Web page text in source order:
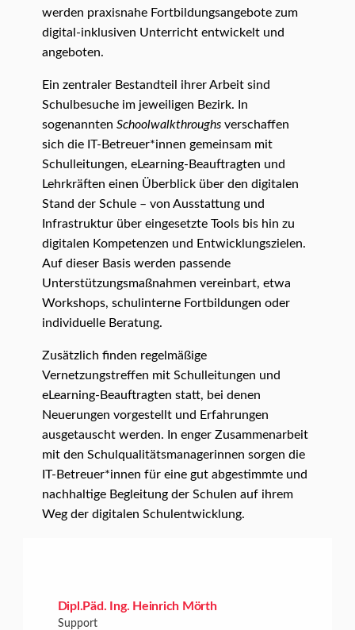
werden praxisnahe Fortbildungsangebote zum
digital-inklusiven Unterricht entwickelt und
angeboten.
Ein zentraler Bestandteil ihrer Arbeit sind
Schulbesuche im jeweiligen Bezirk. In
sogenannten Schoolwalkthroughsverschaffen
sich die IT-Betreuer*innen gemeinsam mit
Schulleitungen, eLearning-Beauftragten und
Lehrkräften einen Überblick über den digitalen
Stand der Schule – von Ausstattung und
Infrastruktur über eingesetzte Tools bis hin zu
digitalen Kompetenzen und Entwicklungszielen.
Auf dieser Basis werden passende
Unterstützungsmaßnahmen vereinbart, etwa
Workshops, schulinterne Fortbildungen oder
individuelle Beratung.
Zusätzlich finden regelmäßige
Vernetzungstreffen mit Schulleitungen und
eLearning-Beauftragten statt, bei denen
Neuerungen vorgestellt und Erfahrungen
ausgetauscht werden. In enger Zusammenarbeit
mit den Schulqualitätsmanagerinnen sorgen die
IT-Betreuer*innen für eine gut abgestimmte und
nachhaltige Begleitung der Schulen auf ihrem
Weg der digitalen Schulentwicklung.
Dipl.Päd. Ing. Heinrich Mörth
Support